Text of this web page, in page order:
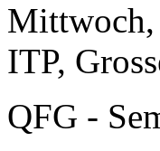
Mittwoch,
ITP,
QFG -